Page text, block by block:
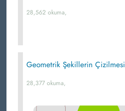
28,562 okuma,
Geometrik Şekillerin Çizilmesi
28,377 okuma,